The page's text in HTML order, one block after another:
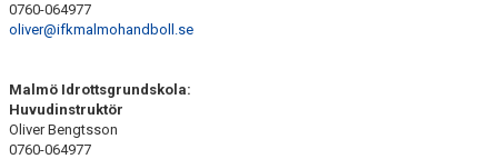
0760-064977
oliver@ifkmalmohandboll.se
Malmö Idrottsgrundskola:
Huvudinstruktör
Oliver Bengtsson
0760-064977